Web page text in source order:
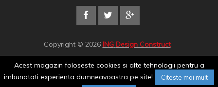
Acest magazin foloseste cookies si alte tehnologii pentru a
imbunatati experienta dumneavoastra pe site!
Citeste mai mult
Copyright © 2026 ING Design Construct